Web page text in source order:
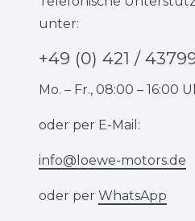
unter:
+49 (0) 421 /
Mo. – Fr., 08:00 – 16:00
oder per E-Mail:
info@loewe-motors.de
oder per WhatsApp